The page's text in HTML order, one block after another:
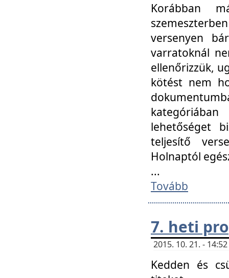
Korábban
versenyen
varratoknál
ellenőrizzük,
kötést nem
lehetőséget
teljesítő
Holnaptól
...
Tovább
7. heti
2015. 10. 21. -
Kedden és